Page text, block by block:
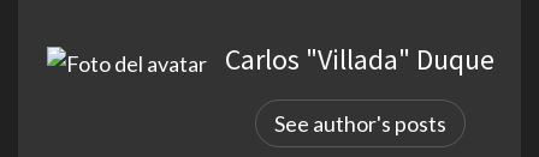
Carlos "Villada" Duque
See author's posts